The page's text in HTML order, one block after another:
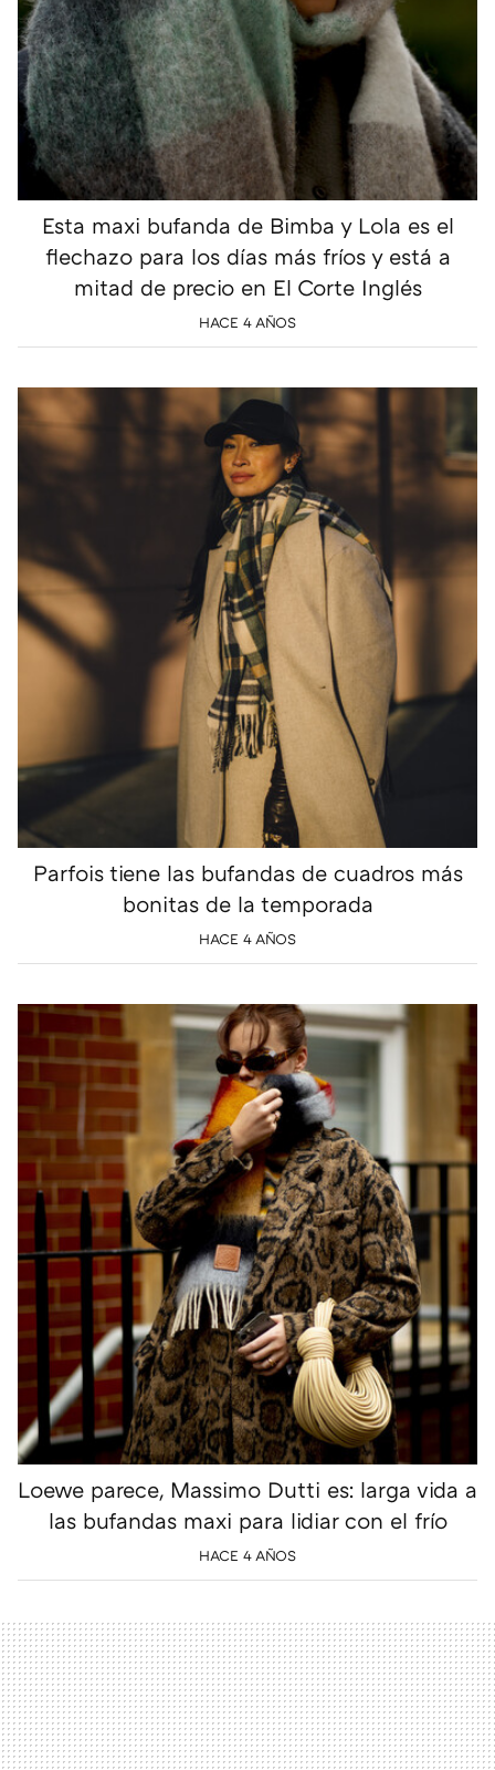
Esta maxi bufanda de Bimba y Lola es el
flechazo para los días más fríos y está a
mitad de precio en El Corte Inglés
HACE 4 AÑOS
Parfois tiene las bufandas de cuadros más
bonitas de la temporada
HACE 4 AÑOS
Loewe parece, Massimo Dutti es: larga vida a
las bufandas maxi para lidiar con el frío
HACE 4 AÑOS